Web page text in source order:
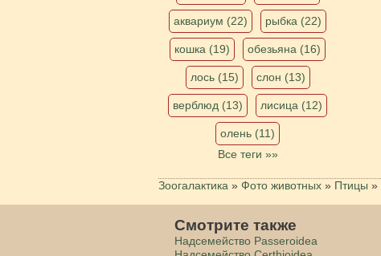
аквариум (22) рыбка (22)
кошка (19) обезьяна (16)
лось (15) слон (13)
верблюд (13) лисица (12)
олень (11)
Все теги »»
Зоогалактика » Фото животных » Птицы »
Смотрите также
Надсемейство Passeroidea